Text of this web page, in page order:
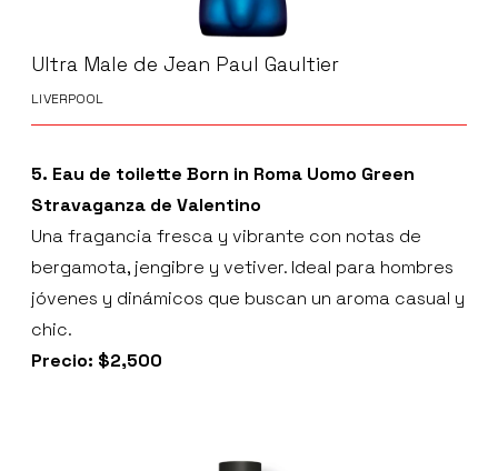
Ultra Male de Jean Paul Gaultier
LIVERPOOL
5. Eau de toilette Born in Roma Uomo Green
Stravaganza de Valentino
Una fragancia fresca y vibrante con notas de
bergamota, jengibre y vetiver. Ideal para hombres
jóvenes y dinámicos que buscan un aroma casual y
chic.
Precio: $2,500